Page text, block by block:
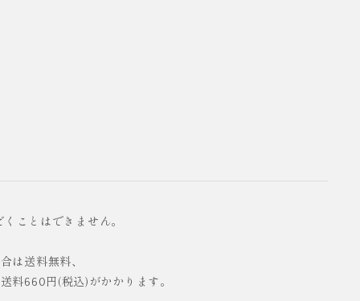
ことはできません。
は送料無料、
料660円(税込)がかかります。